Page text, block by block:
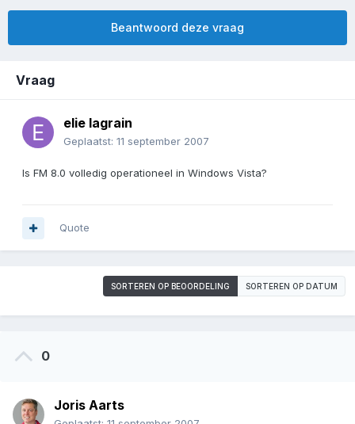
Beantwoord deze vraag
Vraag
elie lagrain
Geplaatst: 11 september 2007
Is FM 8.0 volledig operationeel in Windows Vista?
Quote
SORTEREN OP BEOORDELING SORTEREN OP DATUM
0
Joris Aarts